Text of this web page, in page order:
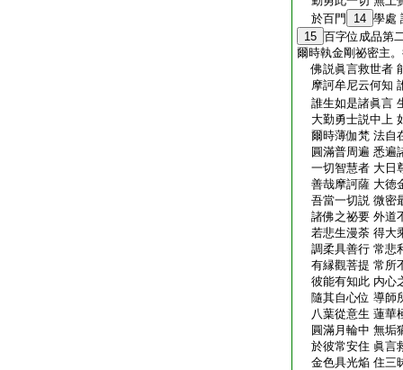
於百門
14 學處
15 百字位成品第
爾時執金剛祕密主
佛説眞言救世者
摩訶牟尼云何知
誰生如是諸眞言
大勤勇士説中上
爾時薄伽梵 法自
圓滿普周遍 悉遍
一切智慧者 大日
善哉摩訶薩 大徳
吾當一切説 微密
諸佛之祕要 外道
若悲生漫荼 得大
調柔具善行 常悲
有縁觀菩提 常所
彼能有知此 内心
隨其自心位 導師
八葉從意生 蓮華
圓滿月輪中 無垢
於彼常安住 眞言
金色具光焔 住三